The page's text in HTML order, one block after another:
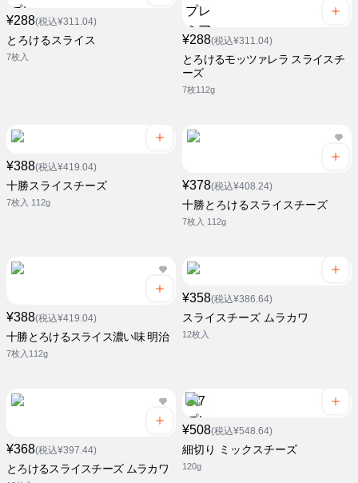
¥288(税込¥311.04)
とろけるスライス
7枚入
¥288(税込¥311.04)
とろけるモッツァレラ スライスチ
ーズ
7枚112g
¥388(税込¥419.04)
十勝スライスチーズ
7枚入 112g
¥378(税込¥408.24)
十勝とろけるスライスチーズ
7枚入 112g
¥388(税込¥419.04)
十勝とろけるスライス濃い味 明治
7枚入112g
¥358(税込¥386.64)
スライスチーズ ムラカワ
12枚入
¥368(税込¥397.44)
とろけるスライスチーズ ムラカワ
¥508(税込¥548.64)
細切り ミックスチーズ
120g